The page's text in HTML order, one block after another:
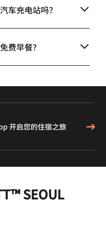
车充电站吗？
费早餐？
开启您的住宿之旅
SEOUL